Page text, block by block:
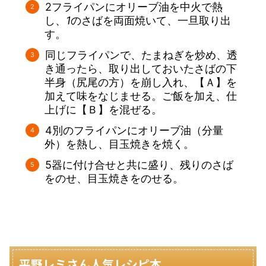
2フライパンにオリーブ油を中火で熱
し、 1のさばを両面焼いて、一旦取り出
す。
同じフライパンで、たまねぎを炒め、透
き通ったら、取り出しておいたさばの下
半身（尻尾の方）を崩し入れ、【Ａ】を
加えて味をなじませる。ご飯を加え、仕
上げに【Ｂ】を混ぜる。
4別のフライパンにオリーブ油（分量
外）を熱し、目玉焼きを焼く。
5器に付け合せと共に盛り、残りのさば
をのせ、目玉焼きをのせる。